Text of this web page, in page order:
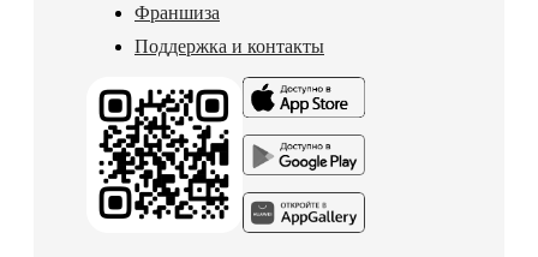
Франшиза
Поддержка и контакты